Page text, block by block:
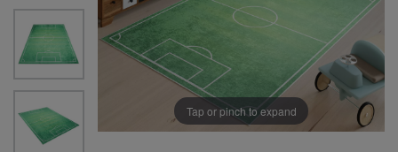
Tap or pinch to expand